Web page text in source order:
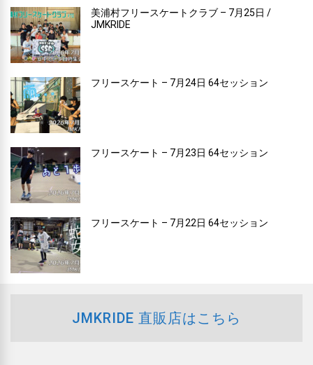
美浦村フリースケートクラブ – 7月25日 /
JMKRIDE
フリースケート – 7月24日 64セッション
フリースケート – 7月23日 64セッション
フリースケート – 7月22日 64セッション
JMKRIDE 直販店はこちら